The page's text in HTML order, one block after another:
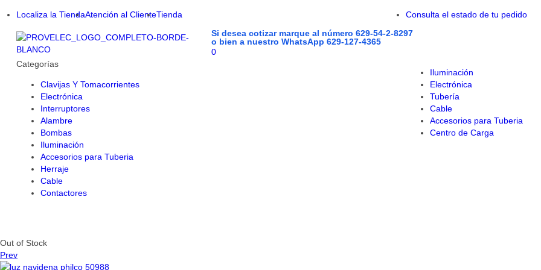
Localiza la TiendaAtención al ClienteTienda
Consulta el estado de tu pedido
Si desea cotizar marque al número 629-54-2-8297
o bien a nuestro WhatsApp 629-127-4365
0
Categorías
Clavijas Y Tomacorrientes
Electrónica
Interruptores
Alambre
Bombas
Iluminación
Accesorios para Tuberia
Herraje
Cable
Contactores
Iluminación
Electrónica
Tubería
Cable
Accesorios para Tuberia
Centro de Carga
Out of Stock
Prev